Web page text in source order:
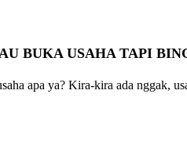
BUKA USAHA TAPI
apa ya? Kira-kira ada nggak,